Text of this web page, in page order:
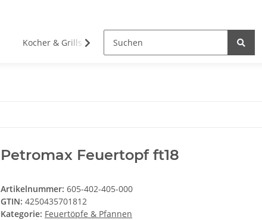
Kocher & Grills Kühlboxen
Petromax Feuertopf ft18
Artikelnummer: 605-402-405-000
GTIN: 4250435701812
Kategorie: Feuertöpfe & Pfannen